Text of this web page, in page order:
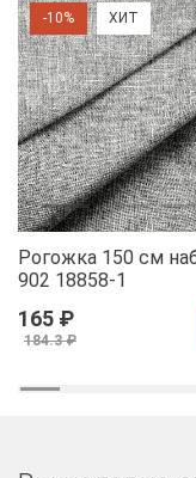
-10% ХИТ
Рогожка 150 см
902 18858-1
165 ₽
184.3 ₽